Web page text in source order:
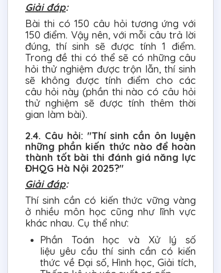
Giải đáp:
Bài thi có 150 câu hỏi tương ứng với
150 điểm. Vậy nên, với mỗi câu trả lời
đúng, thí sinh sẽ được tính 1 điểm.
Trong đề thi có thể sẽ có những câu
hỏi thử nghiệm được trộn lẫn, thí sinh
sẽ không được tính điểm cho các
câu hỏi này (phần thi nào có câu hỏi
thử nghiệm sẽ được tính thêm thời
gian làm bài).
2.4. Câu hỏi: "Thí sinh cần ôn luyện
những phần kiến thức nào để hoàn
thành tốt bài thi đánh giá năng lực
ĐHQG Hà Nội 2025?"
Giải đáp:
Thí sinh cần có kiến thức vững vàng
ở nhiều môn học cũng như lĩnh vực
khác nhau. Cụ thể như:
Phần Toán học và Xử lý số
liệu yêu cầu thí sinh cần có kiến
thức về Đại số, Hình học, Giải tích,